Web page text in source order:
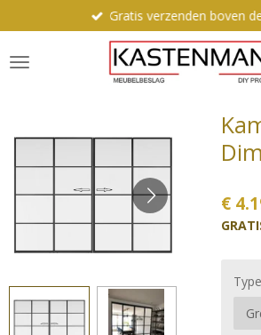
direct
naar
de
Gratis verzenden boven
€